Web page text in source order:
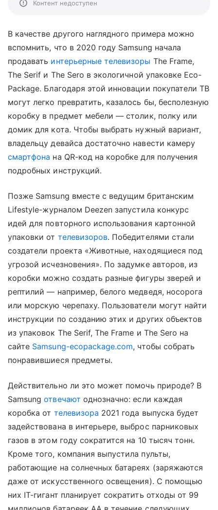
Контент недоступен
В качестве другого наглядного примера можно
вспомнить, что в 2020 году Samsung начала
продавать интерьерные телевизоры The Frame,
The Serif и The Sero в экологичной упаковке Eco-
Package. Благодаря этой инновации покупатели ТВ
могут легко превратить, казалось бы, бесполезную
коробку в предмет мебели — столик, полку или
домик для кота. Чтобы выбрать нужный вариант,
владельцу девайса достаточно навести камеру
смартфона на QR-код на коробке для получения
подробных инструкций.
Позже Samsung вместе с ведущим британским
Lifestyle-журналом Deezen запустила конкурс
идей для повторного использования картонной
упаковки от телевизоров. Победителями стали
создатели проекта «Животные, находящиеся под
угрозой исчезновения». По задумке авторов, из
коробки можно создать разные фигуры зверей и
рептилий — например, белого медведя, носорога
или морскую черепаху. Пользователи могут найти
инструкции по созданию этих и других объектов
из упаковок The Serif, The Frame и The Sero на
сайте Samsung-ecopackage.com, чтобы собрать
понравившиеся предметы.
Действительно ли это может помочь природе? В
Samsungотвечают однозначно: если каждая
коробка от телевизора 2021 года выпуска будет
задействована в интерьере, выброс парниковых
газов в этом году сократится на 10 тысяч тонн.
Кроме того, компания выпустила пульты,
работающие на солнечных батареях (заряжаются
даже от искусственного освещения). С помощью
них IT-гигант планирует сократить отходы от 99